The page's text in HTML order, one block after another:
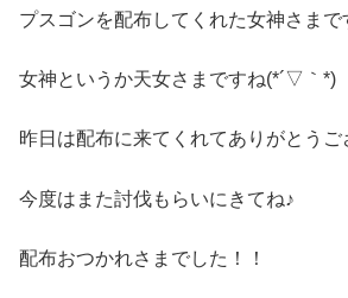
プスゴンを配布してくれた女神さま
女神というか天女さまですね(*´▽｀*)
昨日は配布に来てくれてありがとうご
今度はまた討伐もらいにきてね♪
配布おつかれさまでした！！